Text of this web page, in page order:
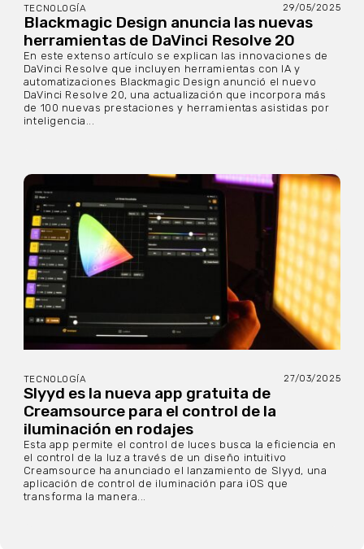
TECNOLOGÍA 29/05/2025
Blackmagic Design anuncia las nuevas
herramientas de DaVinci Resolve 20
En este extenso artículo se explican las innovaciones de
DaVinci Resolve que incluyen herramientas con IA y
automatizaciones Blackmagic Design anunció el nuevo
DaVinci Resolve 20, una actualización que incorpora más
de 100 nuevas prestaciones y herramientas asistidas por
inteligencia...
TECNOLOGÍA 27/03/2025
Slyyd es la nueva app gratuita de
Creamsource para el control de la
iluminación en rodajes
Esta app permite el control de luces busca la eficiencia en
el control de la luz a través de un diseño intuitivo
Creamsource ha anunciado el lanzamiento de Slyyd, una
aplicación de control de iluminación para iOS que
transforma la manera...